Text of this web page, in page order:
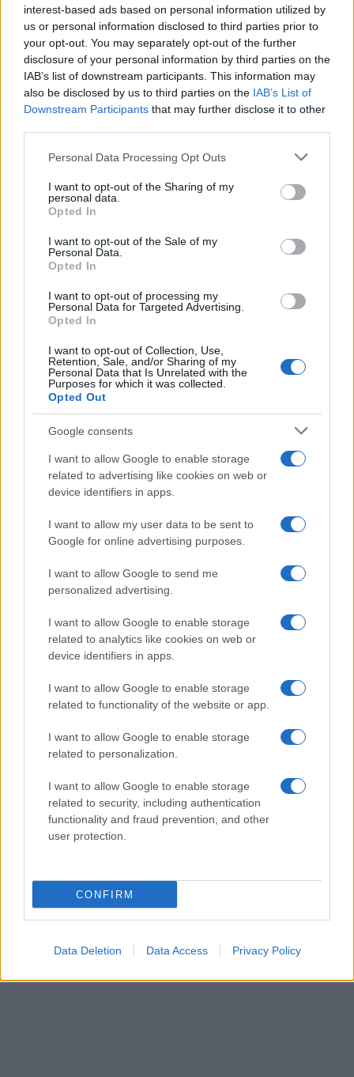
interest-based ads based on personal information utilized by
us or personal information disclosed to third parties prior to
your opt-out. You may separately opt-out of the further
disclosure of your personal information by third parties on the
IAB’s list of downstream participants. This information may
also be disclosed by us to third parties on the IAB’s List of
Downstream Participants that may further disclose it to other
Please note that this website/app uses one or more Google
not limited to your visit or usage behaviour. You may click to
grant or deny consent to Google and its third-party tags to
use your data for below specified purposes in below Google
consent section.
Personal Data Processing Opt Outs
I want to opt-out of the Sharing of my
personal data.
Opted In
I want to opt-out of the Sale of my
Personal Data.
Opted In
I want to opt-out of processing my
Personal Data for Targeted Advertising.
Opted In
I want to opt-out of Collection, Use,
Retention, Sale, and/or Sharing of my
Personal Data that Is Unrelated with the
Purposes for which it was collected.
Opted Out
Google consents
I want to allow Google to enable storage
related to advertising like cookies on web or
device identifiers in apps.
I want to allow my user data to be sent to
Google for online advertising purposes.
I want to allow Google to send me
personalized advertising.
I want to allow Google to enable storage
related to analytics like cookies on web or
device identifiers in apps.
I want to allow Google to enable storage
related to functionality of the website or app.
I want to allow Google to enable storage
related to personalization.
I want to allow Google to enable storage
related to security, including authentication
functionality and fraud prevention, and other
user protection.
CONFIRM
Data Deletion Data Access Privacy Policy